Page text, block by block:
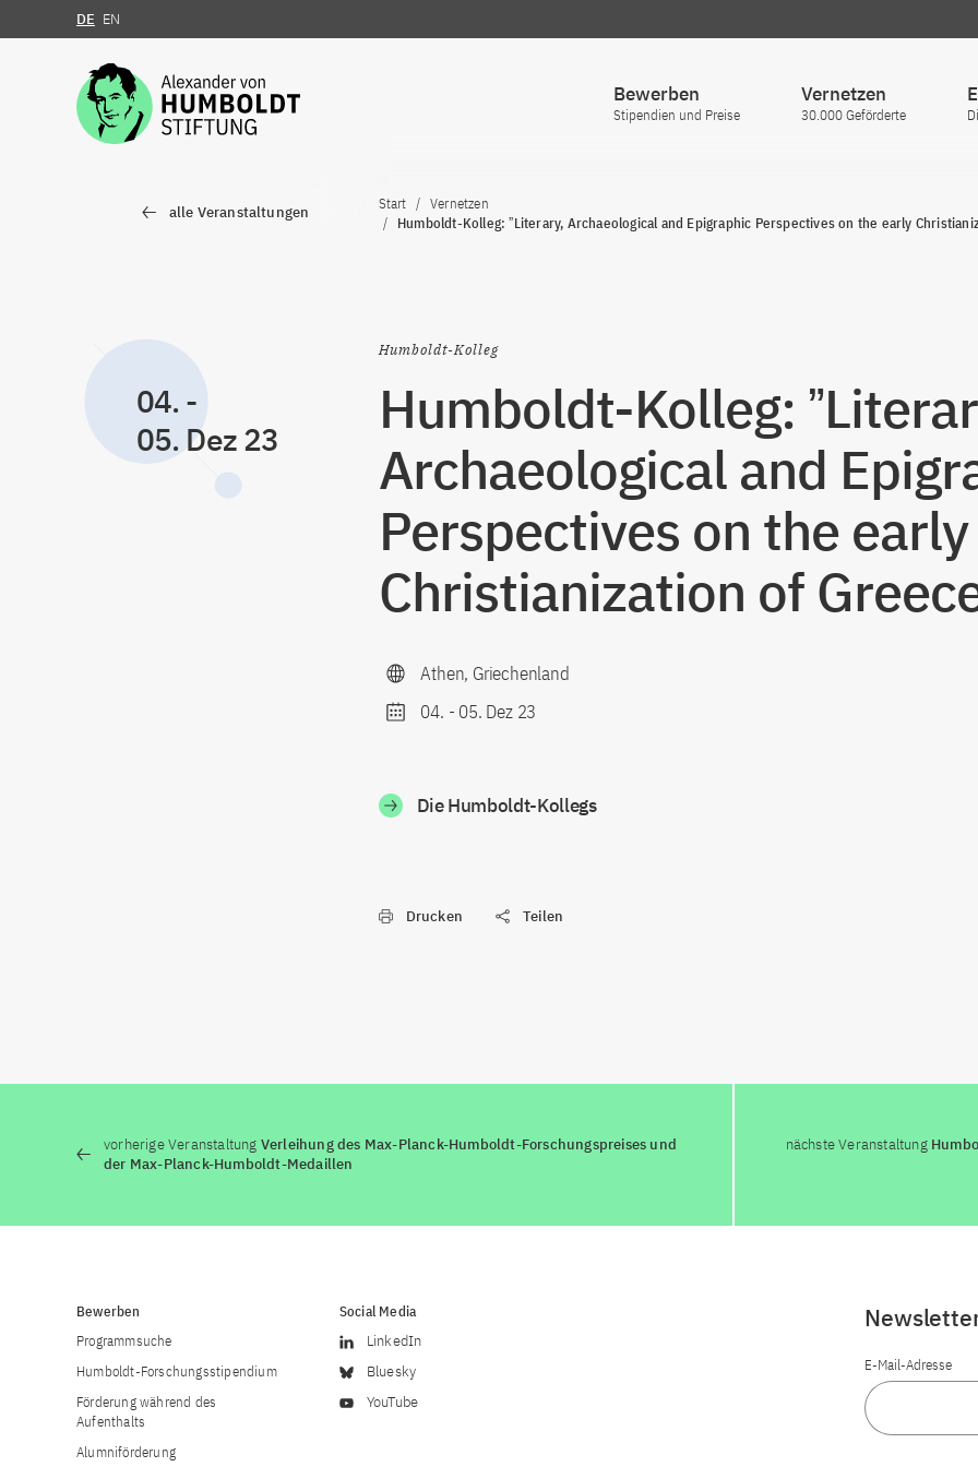
Zum Inhalt springen
DE EN
Bewerben
Stipendien und Preise
Vernetzen
30.000 Geförderte
alle Veranstaltungen Start
Vernetzen
Humboldt-Kolleg: ˮLiterary, Archaeological and Epigraphic Perspectives on the early
04. -
05. Dez 23
Humboldt-Kolleg
Humboldt-Kolleg:
Archaeological and
Perspectives on the early
Christianization of
Athen, Griechenland
04. - 05. Dez 23
Die Humboldt-Kollegs
Drucken Teilen
vorherige Veranstaltung Verleihung des Max-Planck-Humboldt-Forschungspreises und
der Max-Planck-Humboldt-Medaillen
nächste Veranstaltung
Bewerben
Programmsuche
Humboldt-Forschungsstipendium
Förderung während des
Aufenthalts
Alumniförderung
Social Media
LinkedIn
Bluesky
YouTube
E-Mail-Adresse